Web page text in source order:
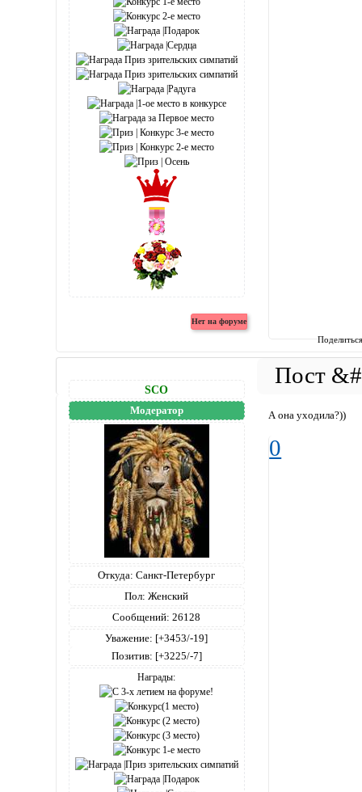
SCO
Модератор
Откуда: Санкт-Петербург
Пол: Женский
Сообщений: 26128
Уважение: [+3453/-19]
Позитив: [+3225/-7]
Награды:
А она уходила?))
0